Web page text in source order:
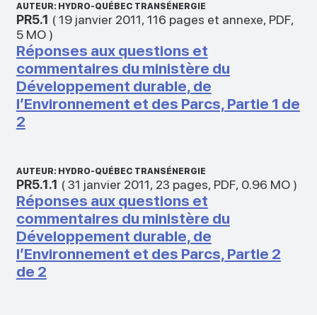
AUTEUR: HYDRO-QUÉBEC TRANSÉNERGIE
PR5.1 (19 janvier 2011, 116 pages et annexe, PDF,
5 MO)
Réponses aux questions et
commentaires du ministère du
Développement durable, de
l’Environnement et des Parcs, Partie 1 de
2
AUTEUR: HYDRO-QUÉBEC TRANSÉNERGIE
PR5.1.1 (31 janvier 2011, 23 pages, PDF, 0.96 MO)
Réponses aux questions et
commentaires du ministère du
Développement durable, de
l’Environnement et des Parcs, Partie 2
de 2